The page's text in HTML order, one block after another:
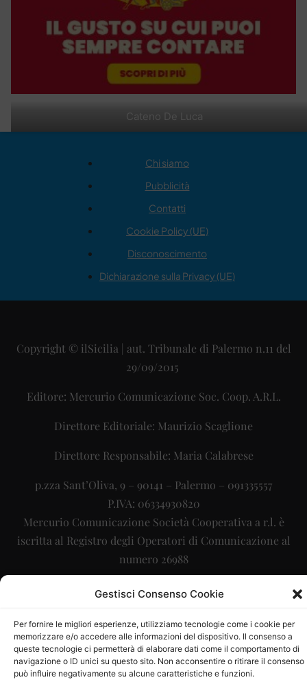
Gestisci Consenso Cookie
Per fornire le migliori esperienze, utilizziamo tecnologie come i cookie per
memorizzare e/o accedere alle informazioni del dispositivo. Il consenso a
queste tecnologie ci permetterà di elaborare dati come il comportamento di
navigazione o ID unici su questo sito. Non acconsentire o ritirare il consenso
può influire negativamente su alcune caratteristiche e funzioni.
Cateno De Luca
Chi siamo
Pubblicità
Contatti
Cookie Policy (UE)
Disconoscimento
Dichiarazione sulla Privacy (UE)
Copyright © ilSicilia | aut. Tribunale di Palermo n.11 del
29/09/2015
Editore: Mercurio Comunicazione Soc. Coop. A.R.L.
Direttore Editoriale: Maurizio Scaglione
Direttore Responsabile: Maria Calabrese
p.zza Sant’Oliva, 9 – 90141 – Palermo – 091335557
P.IVA: 06334930820
Mercurio Comunicazione Società Cooperativa a r.l. è
iscritta al Registro degli Operatori di Comunicazione al
numero 26988
Sito gestito daLa Digitale srl– info@ladigitale.it